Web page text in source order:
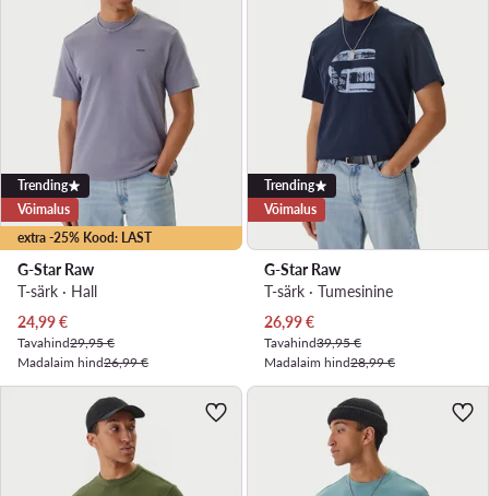
extra -25% Kood: LAST
Trending
Võimalus
G-Star Raw
T-särk · Hall
Praegune hind
24,99€
Tavahind29,95 €
Madalaim hind26,99 €
Trending
Võimalus
G-Star Raw
T-särk · Tumesinine
Praegune hind
26,99€
Tavahind39,95 €
Madalaim hind28,99 €